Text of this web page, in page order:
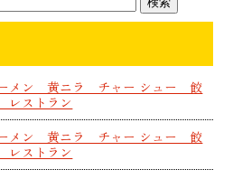
ン 黄ニラ チャー シュー 餃
ストラン
ン 黄ニラ チャー シュー 餃
ストラン